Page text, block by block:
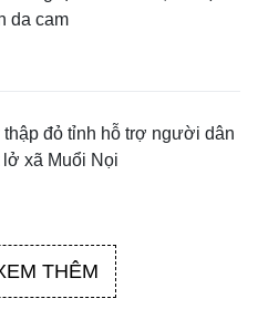
da cam
thập đỏ tỉnh hỗ trợ người dân
lở xã Muổi Nọi
THÊM